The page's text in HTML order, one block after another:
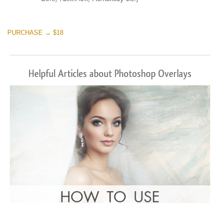
PURCHASE → $18
Helpful Articles about Photoshop Overlays